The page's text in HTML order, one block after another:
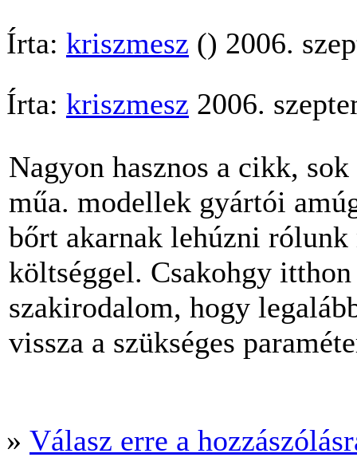
Írta: kriszmesz () 2006.
Írta: kriszmesz 2006.
Nagyon hasznos a cikk,
műa. modellek gyártói
bőrt akarnak lehúzni
költséggel. Csakohgy
szakirodalom, hogy
vissza a szükséges
» Válasz erre a